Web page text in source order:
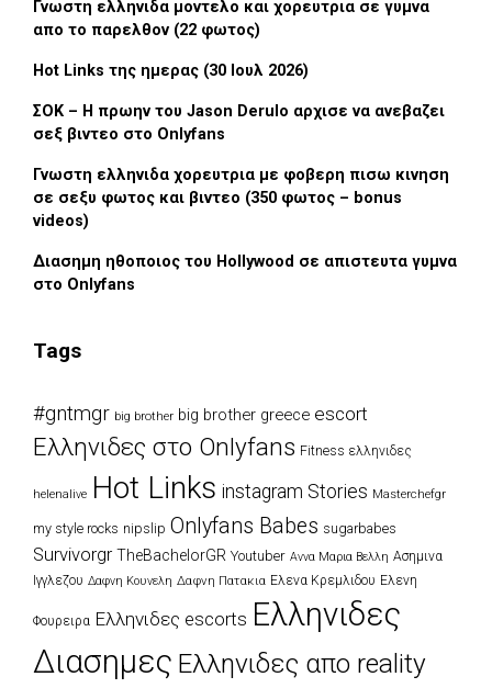
Γνωστη ελληνιδα μοντελο και χορευτρια σε γυμνα
απο το παρελθον (22 φωτος)
Hot Links της ημερας (30 Ιουλ 2026)
ΣΟΚ – Η πρωην του Jason Derulo αρχισε να ανεβαζει
σεξ βιντεο στο Onlyfans
Γνωστη ελληνιδα χορευτρια με φοβερη πισω κινηση
σε σεξυ φωτος και βιντεο (350 φωτος – bonus
videos)
Διασημη ηθοποιος του Hollywood σε απιστευτα γυμνα
στο Onlyfans
Tags
#gntmgr big brother big brother greece escort
Eλληνιδες στο Onlyfans Fitness ελληνιδες
helenalive Hot Links instagram Stories Masterchefgr
my style rocks nipslip Onlyfans Babes sugarbabes
Survivorgr TheBachelorGR Youtuber Αννα Μαρια Βελλη Ασημινα
Ιγγλεζου Δαφνη Κουνελη Δαφνη Πατακια Ελενα Κρεμλιδου Ελενη
Φουρειρα Ελληνιδες escorts Ελληνιδες
Διασημες Ελληνιδες απο reality